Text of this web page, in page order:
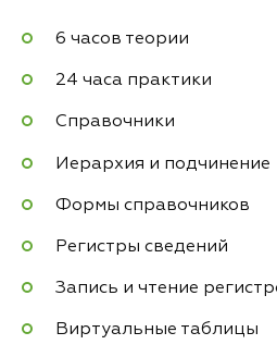
6 часов теории
24 часа практики
Справочники
Иерархия и подчинение
Формы справочников
Регистры сведений
Запись и чтение
Виртуальные таблицы